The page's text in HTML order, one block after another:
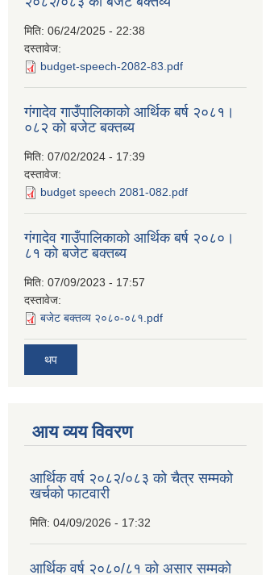
मिति: 06/24/2025 - 22:38
दस्तावेज:
budget-speech-2082-83.pdf
गंगादेव गाउँपालिकाको आर्थिक बर्ष २०८१।
०८२ को बजेट बक्तब्य
मिति: 07/02/2024 - 17:39
दस्तावेज:
budget speech 2081-082.pdf
गंगादेव गाउँपालिकाको आर्थिक बर्ष २०८०।
८१ को बजेट बक्तब्य
मिति: 07/09/2023 - 17:57
दस्तावेज:
बजेट बक्तव्य २०८०-०८१.pdf
थप
आय व्यय विवरण
आर्थिक वर्ष २०८२/०८३ को चैत्र सम्मको
खर्चको फाटवारी
मिति: 04/09/2026 - 17:32
आर्थिक वर्ष २०८०/८१ को असार सम्मको